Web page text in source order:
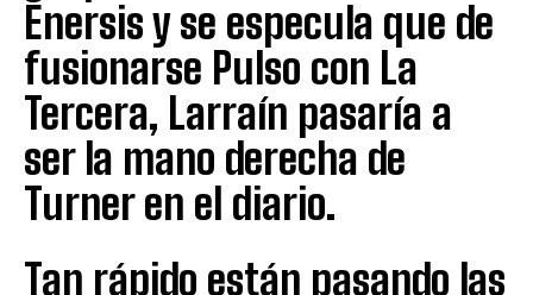
Enersis y se especula que de
fusionarse Pulso con La
Tercera, Larraín pasaría a
ser la mano derecha de
Turner en el diario.
Tan rápido están pasando las